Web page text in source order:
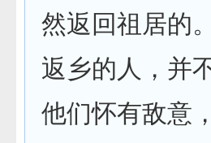
然返回祖居的
返乡的人，并
他们怀有敌意